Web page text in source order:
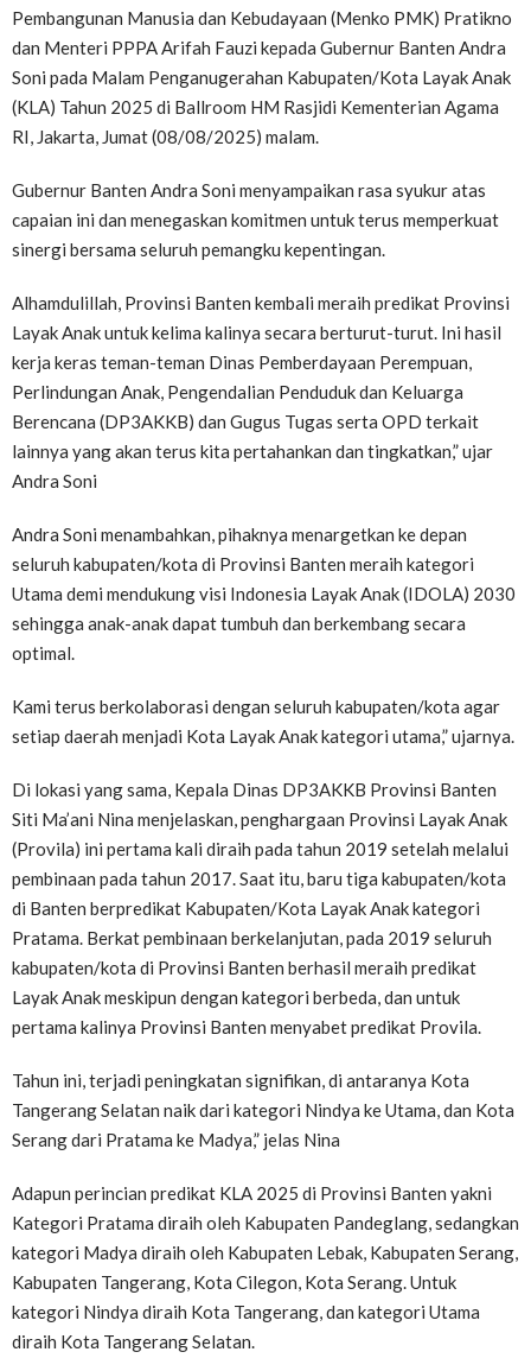
Pembangunan Manusia dan Kebudayaan (Menko PMK) Pratikno
dan Menteri PPPA Arifah Fauzi kepada Gubernur Banten Andra
Soni pada Malam Penganugerahan Kabupaten/Kota Layak Anak
(KLA) Tahun 2025 di Ballroom HM Rasjidi Kementerian Agama
RI, Jakarta, Jumat (08/08/2025) malam.
Gubernur Banten Andra Soni menyampaikan rasa syukur atas
capaian ini dan menegaskan komitmen untuk terus memperkuat
sinergi bersama seluruh pemangku kepentingan.
Alhamdulillah, Provinsi Banten kembali meraih predikat Provinsi
Layak Anak untuk kelima kalinya secara berturut-turut. Ini hasil
kerja keras teman-teman Dinas Pemberdayaan Perempuan,
Perlindungan Anak, Pengendalian Penduduk dan Keluarga
Berencana (DP3AKKB) dan Gugus Tugas serta OPD terkait
lainnya yang akan terus kita pertahankan dan tingkatkan,” ujar
Andra Soni
Andra Soni menambahkan, pihaknya menargetkan ke depan
seluruh kabupaten/kota di Provinsi Banten meraih kategori
Utama demi mendukung visi Indonesia Layak Anak (IDOLA) 2030
sehingga anak-anak dapat tumbuh dan berkembang secara
optimal.
Kami terus berkolaborasi dengan seluruh kabupaten/kota agar
setiap daerah menjadi Kota Layak Anak kategori utama,” ujarnya.
Di lokasi yang sama, Kepala Dinas DP3AKKB Provinsi Banten
Siti Ma’ani Nina menjelaskan, penghargaan Provinsi Layak Anak
(Provila) ini pertama kali diraih pada tahun 2019 setelah melalui
pembinaan pada tahun 2017. Saat itu, baru tiga kabupaten/kota
di Banten berpredikat Kabupaten/Kota Layak Anak kategori
Pratama. Berkat pembinaan berkelanjutan, pada 2019 seluruh
kabupaten/kota di Provinsi Banten berhasil meraih predikat
Layak Anak meskipun dengan kategori berbeda, dan untuk
pertama kalinya Provinsi Banten menyabet predikat Provila.
Tahun ini, terjadi peningkatan signifikan, di antaranya Kota
Tangerang Selatan naik dari kategori Nindya ke Utama, dan Kota
Serang dari Pratama ke Madya,” jelas Nina
Adapun perincian predikat KLA 2025 di Provinsi Banten yakni
Kategori Pratama diraih oleh Kabupaten Pandeglang, sedangkan
kategori Madya diraih oleh Kabupaten Lebak, Kabupaten Serang,
Kabupaten Tangerang, Kota Cilegon, Kota Serang. Untuk
kategori Nindya diraih Kota Tangerang, dan kategori Utama
diraih Kota Tangerang Selatan.